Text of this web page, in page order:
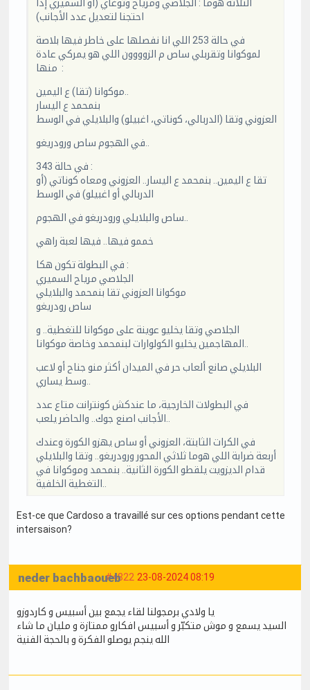
الثلاثة هوما : الجلاصي ومرياح وتوغاي (أو السميري إذا
احتجنا لتعديل عدد الأجانب)
في حالة 253 اللي انا نفصلها على خاطر فيها بلاصة
لموكوانا وتقربلي ساص م الزوووون اللي هو يمركي عادة
منها :
بنمحمد ع اليسار
العزوني وتقا (الدربالي، كوناتي، اغبيلو) والبلايلي في الوسط
في حالة 343 :
تقا ع اليمين.. بنمحمد ع اليسار.. العزوني ومعاه كوناتي (أو
الدربالي أو اغبيلو) في الوسط
خممو فيها.. فيها لعبة راهي
في البطولة تكون هكا :
الجلاصي مرياح السميري
موكوانا العزوني تقا بنمحمد والبلايلي
ساص رودريغو
الجلاصي وتقا يخليو عوينة على موكوانا للتغطية.. و
البلايلي صانع ألعاب حر في الميدان أكثر منو جناح أو لاعب
في البطولات الخارجية، ما عندكش كونترانت متاع عدد
في الكرات الثابتة، العزوني أو ساص يهزو الكورة وعندك
أربعة ضرابة اللي هوما ثلاثي المحور ورودريغو.. وتقا والبلايلي
قدام الديزويت يلقطو الكورة الثانية.. بنمحمد وموكوانا في
Est-ce que Cardoso a travaillé sur ces options pendant cette
intersaison?
#4822 23-08-2024 08:19
neder bachbaoueb
يا ولادي برمجولنا لقاء يجمع بين أسبيس و كاردوزو
السيد يسمع و موش متكبّر و أسبيس افكارو ممتازة و مليان ما شاء
الله ينجم يوصلو الفكرة و بالحجة الفنية